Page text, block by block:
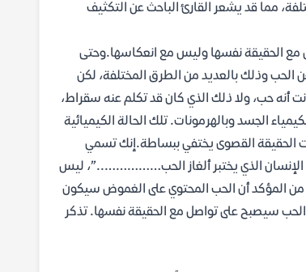
مما قد يشعر القارئ الباحث عن التكثيف
مع الحقيقة نفسها وليس مع انعكاسها.وحتى
الحب وذلك بالعديد من الطرق المختلفة، لكن
أنه حب، ولا ذلك الذي كان قد تكلم عنه سقراط،
الجسد وبالهرمونات. تلك الحالة الكيميائية
الحقيقة القصوى يختفي ببساطة.إنك تسمي
الإنسان الذي يختبر ألغاز الحب……………..”، ليس
من المؤكد أن الحب المحتوي على الغموض سيكون
الحب سيصبح على تواصل مع الحقيقة نفسها. تذكر